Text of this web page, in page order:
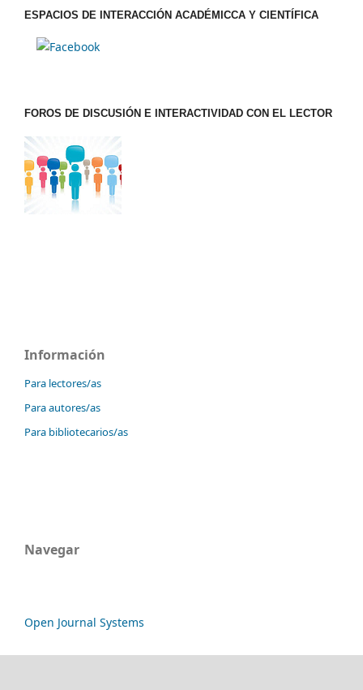
ESPACIOS DE INTERACCIÓN ACADÉMICCA Y CIENTÍFICA
FOROS DE DISCUSIÓN E INTERACTIVIDAD CON EL LECTOR
Información
Para lectores/as
Para autores/as
Para bibliotecarios/as
Navegar
Open Journal Systems